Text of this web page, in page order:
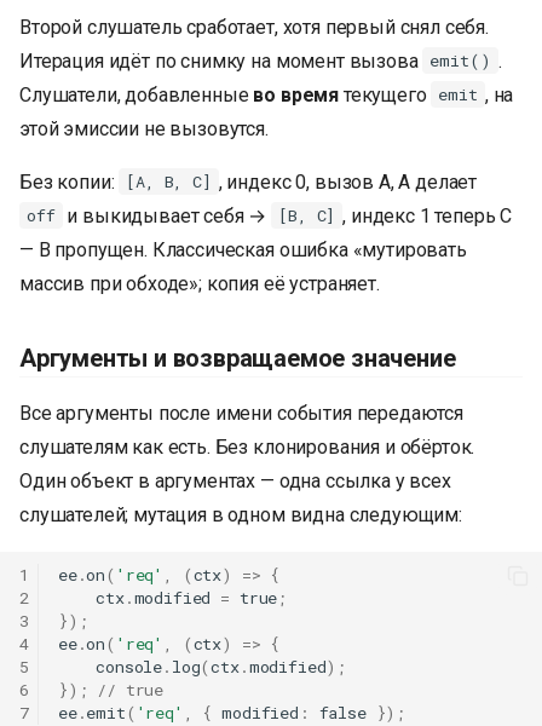
Второй слушатель сработает, хотя первый снял себя.
Итерация идёт по снимку на момент вызова emit() .
Слушатели, добавленные во время текущего emit , на
этой эмиссии не вызовутся.
Без копии: [A, B, C] , индекс 0, вызов A, A делает
off и выкидывает себя → [B, C] , индекс 1 теперь C
— B пропущен. Классическая ошибка «мутировать
массив при обходе»; копия её устраняет.
Аргументы и возвращаемое значение
Все аргументы после имени события передаются
слушателям как есть. Без клонирования и обёрток.
Один объект в аргументах — одна ссылка у всех
слушателей; мутация в одном видна следующим:
1
2
3
4
5
6
7
ee.on( 'req' , (ctx) => {
ctx.modified = true;
});
ee.on( 'req' , (ctx) => {
console. log(ctx.modified);
});
// true
ee.emit( 'req' , { modified : false });